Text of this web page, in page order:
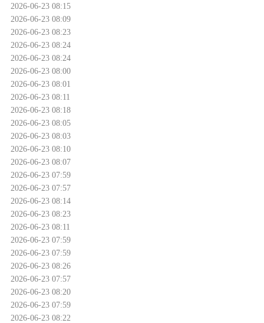
2026-06-23 08:15
2026-06-23 08:09
2026-06-23 08:23
2026-06-23 08:24
2026-06-23 08:24
2026-06-23 08:00
2026-06-23 08:01
2026-06-23 08:11
2026-06-23 08:18
2026-06-23 08:05
2026-06-23 08:03
2026-06-23 08:10
2026-06-23 08:07
2026-06-23 07:59
2026-06-23 07:57
2026-06-23 08:14
2026-06-23 08:23
2026-06-23 08:11
2026-06-23 07:59
2026-06-23 07:59
2026-06-23 08:26
2026-06-23 07:57
2026-06-23 08:20
2026-06-23 07:59
2026-06-23 08:22